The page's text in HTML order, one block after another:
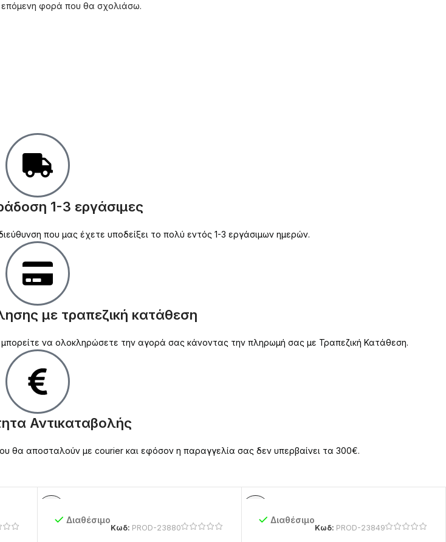
επόμενη φορά που θα σχολιάσω.
1-3 εργάσιμες
που μας έχετε υποδείξει το πολύ εντός 1-3 εργάσιμων ημερών.
με τραπεζική κατάθεση
μπορείτε να ολοκληρώσετε την αγορά σας κάνοντας την πληρωμή σας με Τραπεζική Κατάθεση.
Αντικαταβολής
θα αποσταλούν με courier και εφόσον η παραγγελία σας δεν υπερβαίνει τα 300€.
Διαθέσιμο
Κωδ: PROD-23880
Διαθέσιμο
Κωδ: PROD-23849